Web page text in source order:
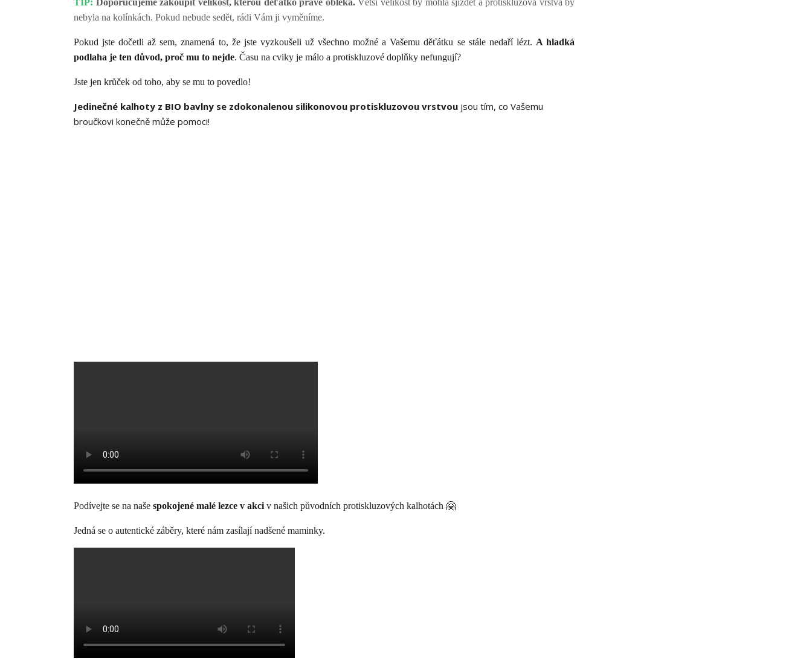
TIP: Doporučujeme zakoupit velikost, kterou děťátko právě obléká. Větší velikost by mohla sjíždět a protiskluzová vrstva by
nebyla na kolínkách. Pokud nebude sedět, rádi Vám ji vyměníme.
Pokud jste dočetli až sem, znamená to, že jste vyzkoušeli už všechno možné a Vašemu děťátku se stále nedaří lézt. A hladká
podlaha je ten důvod, proč mu to nejde. Času na cviky je málo a protiskluzové doplňky nefungují?
Jste jen krůček od toho, aby se mu to povedlo!
Jedinečné kalhoty z BIO bavlny se zdokonalenou silikonovou protiskluzovou vrstvou jsou tím, co Vašemu
broučkovi konečně může pomoci!
Podívejte se na naše spokojené malé lezce v akci v našich původních protiskluzových kalhotách 🤗
Jedná se o autentické záběry, které nám zasílají nadšené maminky.